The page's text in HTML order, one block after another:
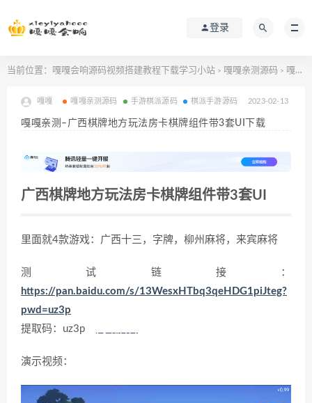
登录
当前位置： 嘎嘎会响源码视频搭建教程下载学习小站 > 嘎嘎亲测源码 > 嘎嘎亲测–广西棋牌地方玩法房卡棋牌组件带3套UI下载
嘎嘎 嘎嘎亲测源码 手游棋派源码 棋派手游源码 2023-02-13
嘎嘎亲测–广西棋牌地方玩法房卡棋牌组件带3套UI下载
广西棋牌地方玩法房卡棋牌组件带3套UI
里面就4款游戏：广西十三，字牌，柳州麻将，来宾麻将
测试链接：
https://pan.baidu.com/s/13WesxHTbq3qeHDG1piJteg?
pwd=uz3p
提取码：uz3p
演示视频：